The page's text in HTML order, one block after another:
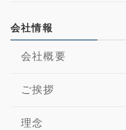
会社情報
会社概要
ご挨拶
理念